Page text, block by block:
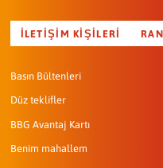
İLETIŞIM KIŞILERI
Basın Bültenleri
Düz teklifler
BBG Avantaj Kartı
Benim mahallem